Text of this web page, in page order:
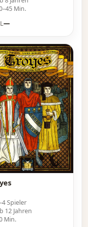
Min.
—
Spieler
12 Jahren
Min.